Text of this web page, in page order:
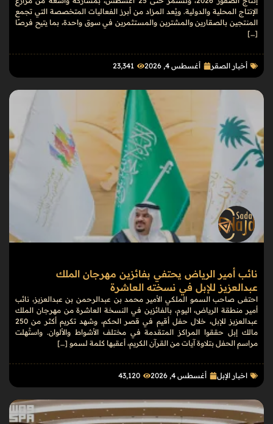
الإنتاج المحلية والدولية. ويُعد المزاد من أبرز الفعاليات المتخصصة التي تجمع
المنتجين بالصقارين والمشترين والمستثمرين في سوق واحدة، بما يتيح فرصًا
[…]
أخبار الصقر أغسطس 4, 2026 23٬341
نائب أمير الرياض يحتفي بفائزين مهرجان الملك
عبدالعزيز للإبل في نسخته العاشرة
احتفى صاحب السمو الملكي الأمير محمد بن عبدالرحمن بن عبدالعزيز، نائب
أمير منطقة الرياض، اليوم، بالفائزين في النسخة العاشرة من مهرجان الملك
عبدالعزيز للإبل، خلال حفل أقيم في قصر الحكم، وشهد تكريم أكثر من 250
مالك إبل حققوا المراكز المتقدمة في مختلف الأشواط والألوان. واستُهلت
مراسم الحفل بتلاوة آيات من القرآن الكريم، أعقبها كلمة لسمو […]
اخبار الإبل أغسطس 4, 2026 43٬120